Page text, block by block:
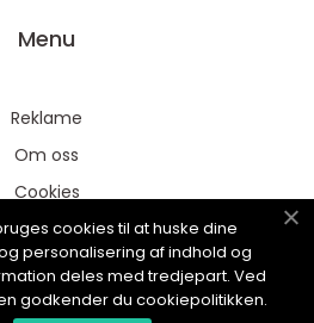
Menu
Reklame
Om oss
Cookies
Oss
Sitemap
cookies til at huske dine
personalisering af indhold og
deles med tredjepart. Ved
godkender du cookiepolitikken.